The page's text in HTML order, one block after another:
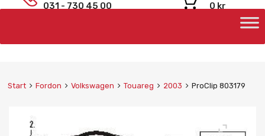
031 - 730 45 00 0 kr
Start Fordon Volkswagen Touareg 2003 ProClip 803179